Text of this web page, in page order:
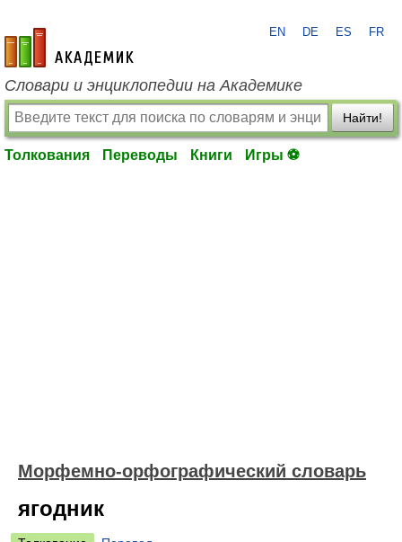
academic.ru
EN DE ES FR
Словари и энциклопедии на Академике
Найти!
Толкования Переводы Книги Игры ⚽
Морфемно-орфографический словарь
ягодник